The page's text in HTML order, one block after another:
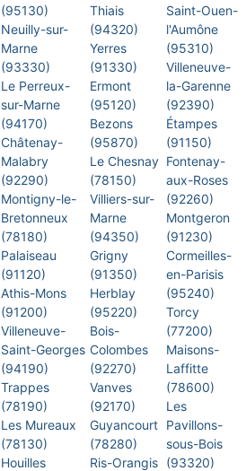
(95130)
Neuilly-sur-
Marne
(93330)
Le Perreux-
sur-Marne
(94170)
Châtenay-
Malabry
(92290)
Montigny-le-
Bretonneux
(78180)
Palaiseau
(91120)
Athis-Mons
(91200)
Villeneuve-
Saint-Georges
(94190)
Trappes
(78190)
Les Mureaux
(78130)
Houilles
Thiais
(94320)
Yerres
(91330)
Ermont
(95120)
Bezons
(95870)
Le Chesnay
(78150)
Villiers-sur-
Marne
(94350)
Grigny
(91350)
Herblay
(95220)
Bois-
Colombes
(92270)
Vanves
(92170)
Guyancourt
(78280)
Ris-Orangis
Saint-Ouen-
l'Aumône
(95310)
Villeneuve-
la-Garenne
(92390)
Étampes
(91150)
Fontenay-
aux-Roses
(92260)
Montgeron
(91230)
Cormeilles-
en-Parisis
(95240)
Torcy
(77200)
Maisons-
Laffitte
(78600)
Les
Pavillons-
sous-Bois
(93320)